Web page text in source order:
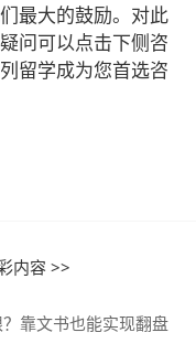
最大的鼓励。对此
问可以点击下侧咨
留学成为您首选咨
内容 >>
靠文书也能实现翻盘